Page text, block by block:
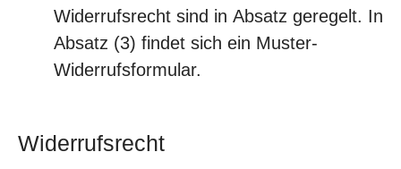
Widerrufsrecht sind in Absatz geregelt. In
Absatz (3) findet sich ein Muster-
Widerrufsformular.
Widerrufsrecht